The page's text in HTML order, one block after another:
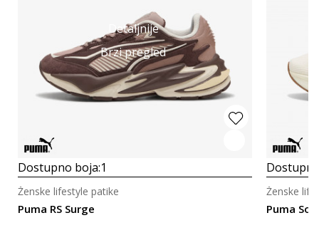
Detaljnije
Brzi pregled
Dostupno boja:1
Puma RS Surge
Ženske lifestyle patike
Puma
Ženske